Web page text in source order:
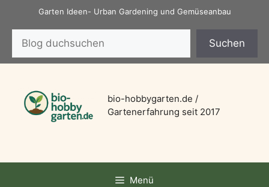
springen
Garten Ideen- Urban Gardening und Gemüseanbau
Suchen
bio-hobbygarten.de /
Gartenerfahrung seit 2017
Menü